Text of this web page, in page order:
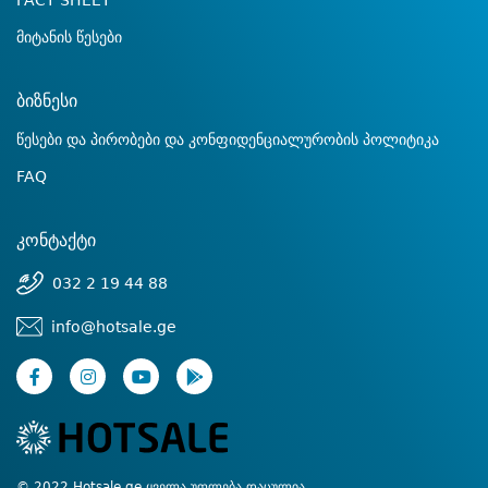
მიტანის წესები
ბიზნესი
წესები და პირობები და კონფიდენციალურობის პოლიტიკა
FAQ
კონტაქტი
032 2 19 44 88
info@hotsale.ge